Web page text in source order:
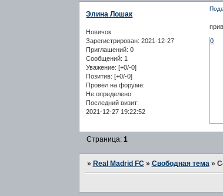
Элина Лошак
Новичок
Зарегистрирован: 2021-12-27
Приглашений: 0
Сообщений: 1
Уважение: [+0/-0]
Позитив: [+0/-0]
Провел на форуме:
Не определено
Последний визит:
2021-12-27 19:22:52
0
Страница: 1
» Real Madrid FC » Свободная тема »